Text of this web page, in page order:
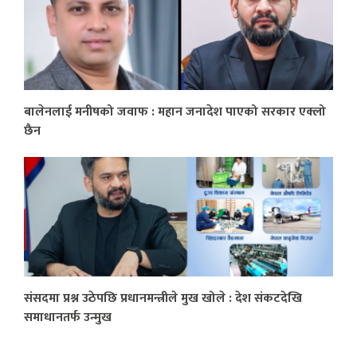
बालेनलाई मनीषको जवाफ : महान जनादेश पाएको सरकार एक्लो
छैन
संसदमा प्रश्न उठेपछि प्रधानमन्त्रीले मुख खोले : देश संकटदेखि
समाधानतर्फ उन्मुख